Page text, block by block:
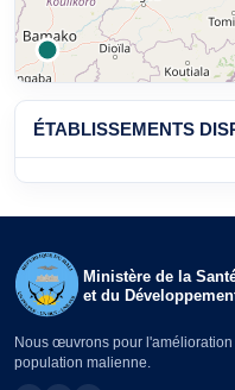
ÉTABLISSEMENTS
Ministère de la
et du
Nous œuvrons pour
population malienne.